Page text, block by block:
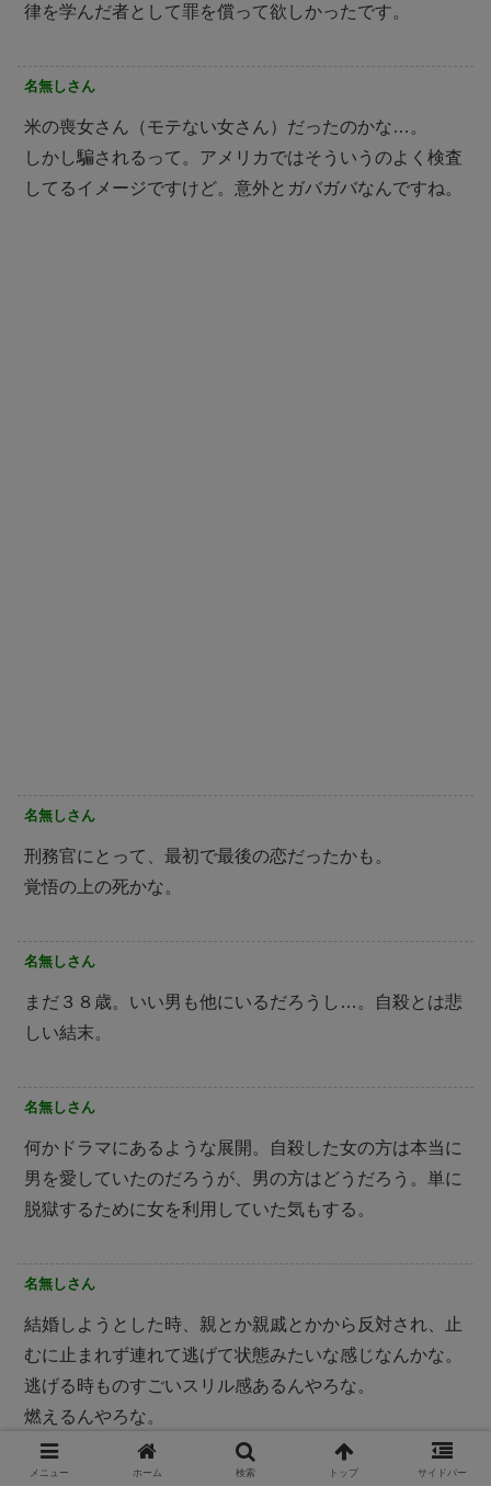
律を学んだ者として罪を償って欲しかったです。
名無しさん
米の喪女さん（モテない女さん）だったのかな…。
しかし騙されるって。アメリカではそういうのよく検査
してるイメージですけど。意外とガバガバなんですね。
名無しさん
刑務官にとって、最初で最後の恋だったかも。
覚悟の上の死かな。
名無しさん
まだ３８歳。いい男も他にいるだろうし…。自殺とは悲
しい結末。
名無しさん
何かドラマにあるような展開。自殺した女の方は本当に
男を愛していたのだろうが、男の方はどうだろう。単に
脱獄するために女を利用していた気もする。
名無しさん
結婚しようとした時、親とか親戚とかから反対され、止
むに止まれず連れて逃げて状態みたいな感じなんかな。
逃げる時ものすごいスリル感あるんやろな。
燃えるんやろな。
ふと、まこさまとけいさん思い出してしまった僕は世間
からみると不謹慎な野郎なんだろな。
メニュー ホーム 検索 トップ サイドバー